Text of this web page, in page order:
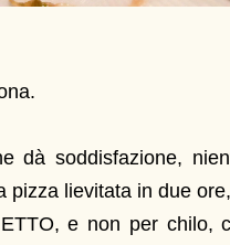
dà soddisfazione,
pizza lievitata in due
e non per chilo,